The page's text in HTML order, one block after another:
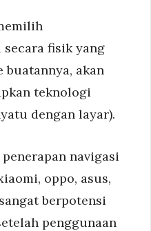
secara fisik yang
buatannya, akan
teknologi
dengan layar).
navigasi
oppo, asus,
berpotensi
penggunaan